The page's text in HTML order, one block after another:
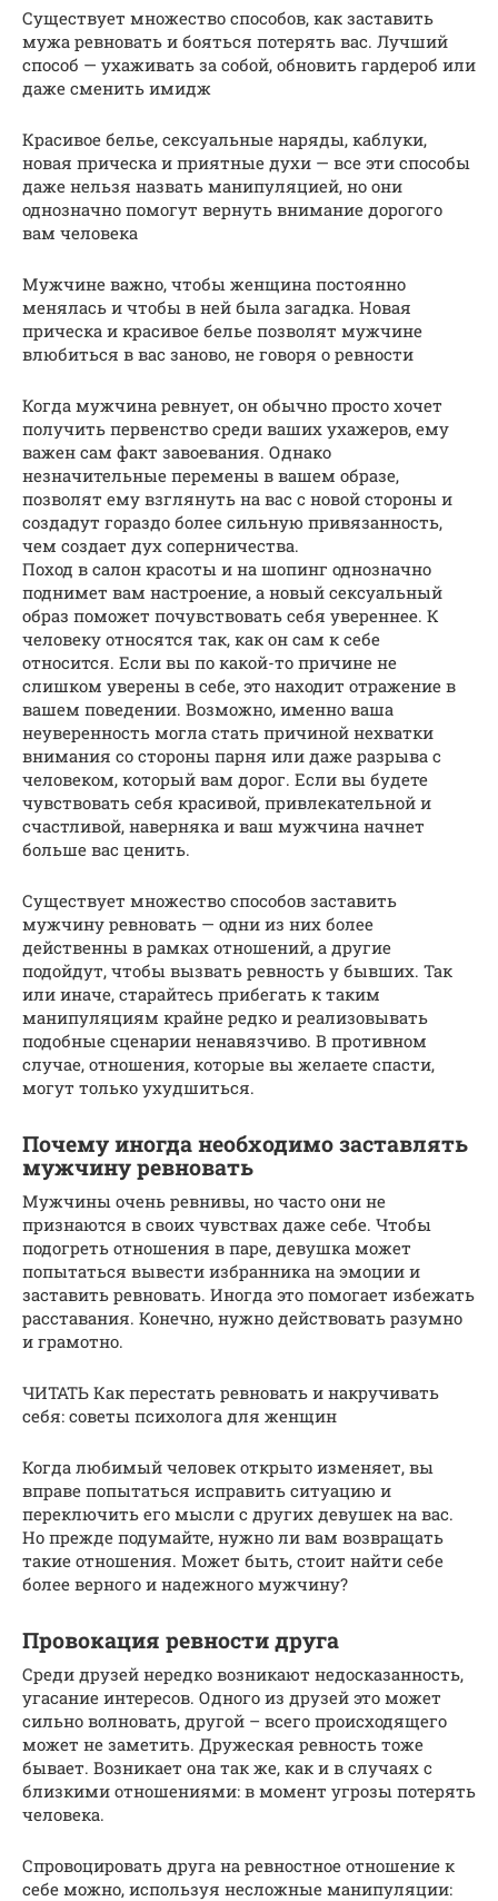
Существует множество способов, как заставить
мужа ревновать и бояться потерять вас. Лучший
способ — ухаживать за собой, обновить гардероб или
даже сменить имидж
Красивое белье, сексуальные наряды, каблуки,
новая прическа и приятные духи — все эти способы
даже нельзя назвать манипуляцией, но они
однозначно помогут вернуть внимание дорогого
вам человека
Мужчине важно, чтобы женщина постоянно
менялась и чтобы в ней была загадка. Новая
прическа и красивое белье позволят мужчине
влюбиться в вас заново, не говоря о ревности
Когда мужчина ревнует, он обычно просто хочет
получить первенство среди ваших ухажеров, ему
важен сам факт завоевания. Однако
незначительные перемены в вашем образе,
позволят ему взглянуть на вас с новой стороны и
создадут гораздо более сильную привязанность,
чем создает дух соперничества.
Поход в салон красоты и на шопинг однозначно
поднимет вам настроение, а новый сексуальный
образ поможет почувствовать себя увереннее. К
человеку относятся так, как он сам к себе
относится. Если вы по какой-то причине не
слишком уверены в себе, это находит отражение в
вашем поведении. Возможно, именно ваша
неуверенность могла стать причиной нехватки
внимания со стороны парня или даже разрыва с
человеком, который вам дорог. Если вы будете
чувствовать себя красивой, привлекательной и
счастливой, наверняка и ваш мужчина начнет
больше вас ценить.
Существует множество способов заставить
мужчину ревновать — одни из них более
действенны в рамках отношений, а другие
подойдут, чтобы вызвать ревность у бывших. Так
или иначе, старайтесь прибегать к таким
манипуляциям крайне редко и реализовывать
подобные сценарии ненавязчиво. В противном
случае, отношения, которые вы желаете спасти,
могут только ухудшиться.
Почему иногда необходимо заставлять
мужчину ревновать
Мужчины очень ревнивы, но часто они не
признаются в своих чувствах даже себе. Чтобы
подогреть отношения в паре, девушка может
попытаться вывести избранника на эмоции и
заставить ревновать. Иногда это помогает избежать
расставания. Конечно, нужно действовать разумно
и грамотно.
ЧИТАТЬ Как перестать ревновать и накручивать
себя: советы психолога для женщин
Когда любимый человек открыто изменяет, вы
вправе попытаться исправить ситуацию и
переключить его мысли с других девушек на вас.
Но прежде подумайте, нужно ли вам возвращать
такие отношения. Может быть, стоит найти себе
более верного и надежного мужчину?
Провокация ревности друга
Среди друзей нередко возникают недосказанность,
угасание интересов. Одного из друзей это может
сильно волновать, другой – всего происходящего
может не заметить. Дружеская ревность тоже
бывает. Возникает она так же, как и в случаях с
близкими отношениями: в момент угрозы потерять
человека.
Спровоцировать друга на ревностное отношение к
себе можно, используя несложные манипуляции: